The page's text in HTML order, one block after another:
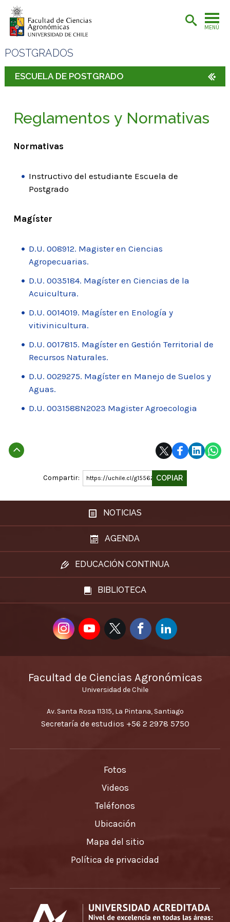
MENÚ
POSTGRADOS
ESCUELA DE POSTGRADO
Reglamentos y Normativas
Normativas
Instructivo del estudiante Escuela de
Postgrado
Magíster
D.U. 008912. Magister en Ciencias
Agropecuarias.
D.U. 0035184. Magíster en Ciencias de la
Acuicultura.
D.U. 0014019. Magíster en Enología y
vitivinicultura.
D.U. 0017815. Magíster en Gestión Territorial de
Recursos Naturales.
D.U. 0029275. Magíster en Manejo de Suelos y
Aguas.
D.U. 0031588N2023 Magister Agroecologia
Subir
Compartir: https://uchile.cl/g155620COPIAR
NOTICIAS
AGENDA
EDUCACIÓN CONTINUA
BIBLIOTECA
Facultad de Ciencias Agronómicas
Universidad de Chile
Av. Santa Rosa 11315, La Pintana, Santiago
Secretaría de estudios +56 2 2978 5750
Fotos
Videos
Teléfonos
Ubicación
Mapa del sitio
Política de privacidad